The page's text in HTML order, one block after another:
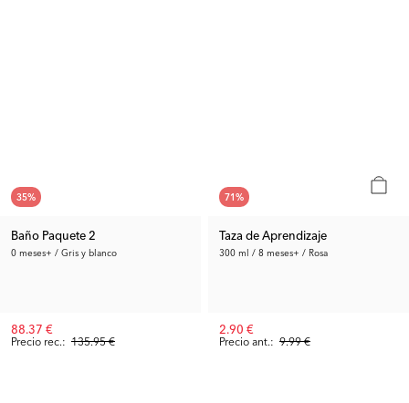
35%
Baño Paquete 2
0 meses+ / Gris y blanco
Precio rec.: 135.95 €
88.37 €
71%
Taza de Aprendizaje
300 ml / 8 meses+ / Rosa
Precio ant.: 9.99 €
2.90 €